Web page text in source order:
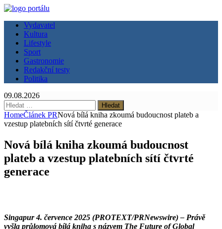
Vydavatel
Kultura
Lifestyle
Sport
Gastronomie
Redakční testy
Politika
09.08.2026
Vyhledávání
HomeČlánek PRNová bílá kniha zkoumá budoucnost plateb a
vzestup platebních sítí čtvrté generace
Nová bílá kniha zkoumá budoucnost
plateb a vzestup platebních sítí čtvrté
generace
Singapur 4. července 2025 (PROTEXT/PRNewswire) – Právě
vyšla průlomová bílá kniha s názvem The Future of Global